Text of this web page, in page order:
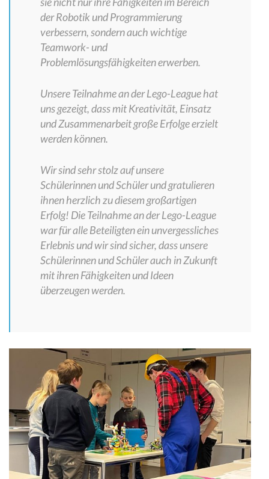
der Robotik und Programmierung
verbessern, sondern auch wichtige
Teamwork- und
Problemlösungsfähigkeiten erwerben.
Unsere Teilnahme an der Lego-League hat
uns gezeigt, dass mit Kreativität, Einsatz
und Zusammenarbeit große Erfolge erzielt
werden können.
Wir sind sehr stolz auf unsere
Schülerinnen und Schüler und gratulieren
ihnen herzlich zu diesem großartigen
Erfolg! Die Teilnahme an der Lego-League
war für alle Beteiligten ein unvergessliches
Erlebnis und wir sind sicher, dass unsere
Schülerinnen und Schüler auch in Zukunft
mit ihren Fähigkeiten und Ideen
überzeugen werden.